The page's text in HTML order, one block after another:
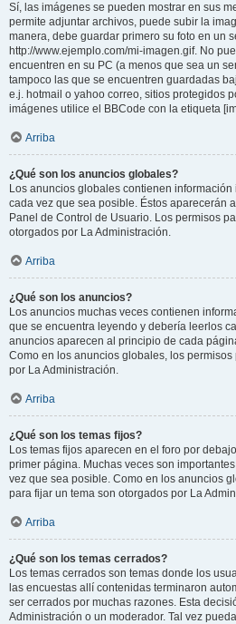
Sí, las imágenes se pueden mostrar en sus
permite adjuntar archivos, puede subir la
manera, debe guardar primero su foto en un
http://www.ejemplo.com/mi-imagen.gif. No
encuentren en su PC (a menos que sea un
tampoco las que se encuentren guardadas
e.j. hotmail o yahoo correo, sitios protegidos
imágenes utilice el BBCode con la etiqueta
Arriba
¿Qué son los anuncios globales?
Los anuncios globales contienen
cada vez que sea posible. Éstos aparecerán
Panel de Control de Usuario. Los permisos
otorgados por La Administración.
Arriba
¿Qué son los anuncios?
Los anuncios muchas veces contienen
que se encuentra leyendo y debería leerlos
anuncios aparecen al principio de cada
Como en los anuncios globales, los
por La Administración.
Arriba
¿Qué son los temas fijos?
Los temas fijos aparecen en el foro por
primer página. Muchas veces son
vez que sea posible. Como en los anuncios
para fijar un tema son otorgados por La
Arriba
¿Qué son los temas cerrados?
Los temas cerrados son temas donde los
las encuestas allí contenidas terminaron
ser cerrados por muchas razones. Esta
Administración o un moderador. Tal vez